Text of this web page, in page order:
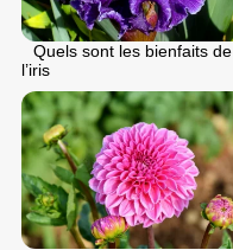
Quels sont les bienfaits de
l’iris